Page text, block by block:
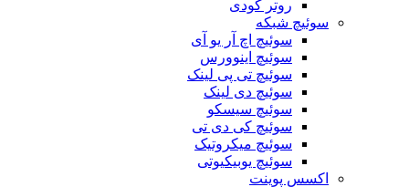
روتر کودی
سوئیچ شبکه
سوئیچ اچ آر یو آی
سوئیچ اینوورس
سوئیچ تی پی لینک
سوئیچ دی لینک
سوئیچ سیسکو
سوئیچ کی دی تی
سوئیچ میکروتیک
سوئیچ یوبیکیوتی
اکسس پوینت